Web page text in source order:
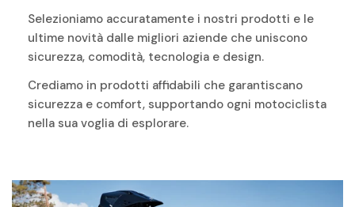
Selezioniamo accuratamente i nostri prodotti e le
ultime novità dalle migliori aziende che uniscono
sicurezza, comodità, tecnologia e design.
Crediamo in prodotti affidabili che garantiscano
sicurezza e comfort, supportando ogni motociclista
nella sua voglia di esplorare.